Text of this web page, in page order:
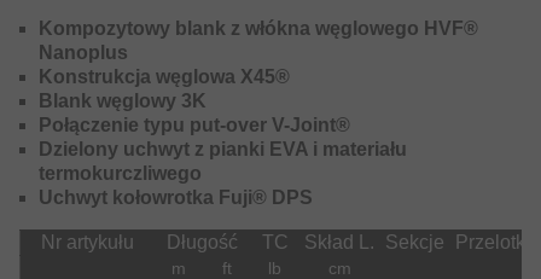
porównaniu z serią Emblem Carp średnica blanków
została znacznie zmniejszona, poprawiając jednocześnie
właściwości rzutowe. Blanki są teraz nieco bardziej
paraboliczne i lepiej wyważone.
Wyjątkowo lekkie przelotki TiForged Air zapewniają
szybką akcję i sprężystość tych wędek.
Krótka sekcja pianki EVA na rękojeści poprawia chwyt
podczas holowania dużych okazów, a Butt Grip zapewnia
bezpieczne trzymanie.
Kompozytowy blank z włókna węglowego HVF®
Nanoplus
Konstrukcja węglowa X45®
Blank węglowy 3K
Połączenie typu put-over V-Joint®
Dzielony uchwyt z pianki EVA i materiału
termokurczliwego
Uchwyt kołowrotka Fuji® DPS
Nr artykułu Długość TC Skład L. Sekcje Przelotki
m ft lb cm